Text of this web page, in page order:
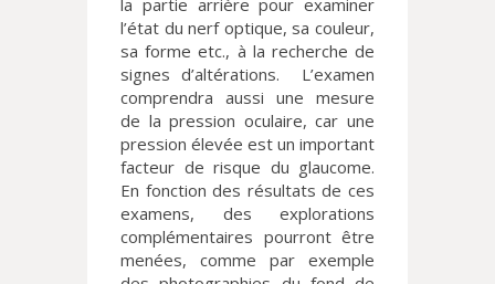
la partie arrière pour examiner
l’état du nerf optique, sa couleur,
sa forme etc., à la recherche de
signes d’altérations.
L’examen
comprendra aussi une mesure
de la pression oculaire, car une
pression élevée est un important
facteur de risque du glaucome.
En fonction des résultats de ces
examens, des explorations
complémentaires pourront être
menées, comme par exemple